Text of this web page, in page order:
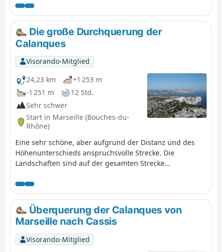
schönen Blick auf Les Goudes hat. Für diejenigen, die die
vorgeschlagenen Passagen nicht nehmen möchten,
werden in der Beschreibung alternative Routen
angeboten.
Die große Durchquerung der
Calanques
Visorando-Mitglied
24,23 km
+1 253 m
-1 251 m
12 Std.
Sehr schwer
Start in Marseille (Bouches-du-
Rhône)
Eine sehr schöne, aber aufgrund der Distanz und des
Höhenunterschieds anspruchsvolle Strecke. Die
Landschaften sind auf der gesamten Strecke
gestartet und haben 11:30 Stunden gebraucht, inklusive
einer einstündigen Pause. Mit der GPS-App Visorando
habe ich 2768 m Höhenunterschied nach oben und 2718
m nach unten gemessen, also deutlich mehr als in der
Beschreibung angegeben. Sie müssen am Ziel ein
Fahrzeug auf dem Parkplatz der Calanque de Port Miou
abstellen. Sie befinden sich im Nationalpark Calanques,
Überquerung der Calanques von
Marseille nach Cassis
Visorando-Mitglied